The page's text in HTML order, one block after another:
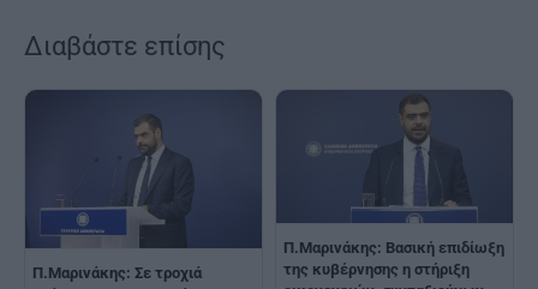
Διαβάστε επίσης
Π.Μαρινάκης: Σε τροχιά
Π.Μαρινάκης: Βασική επιδίωξη
της κυβέρνησης η στήριξη